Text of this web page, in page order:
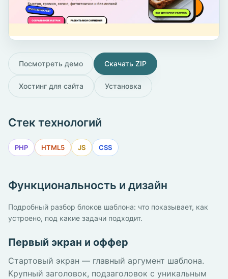
Посмотреть демо Скачать ZIP
Хостинг для сайта Установка
Стек технологий
PHP HTML5 JS CSS
Функциональность и дизайн
Подробный разбор блоков шаблона: что показывает, как
устроено, под какие задачи подходит.
Первый экран и оффер
Стартовый экран — главный аргумент шаблона.
Крупный заголовок, подзаголовок с уникальным